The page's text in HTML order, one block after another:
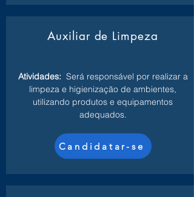
Auxiliar de Limpeza
Atividades: Será responsável por realizar a
limpeza e higienização de ambientes,
utilizando produtos e equipamentos
adequados.
Candidatar-se